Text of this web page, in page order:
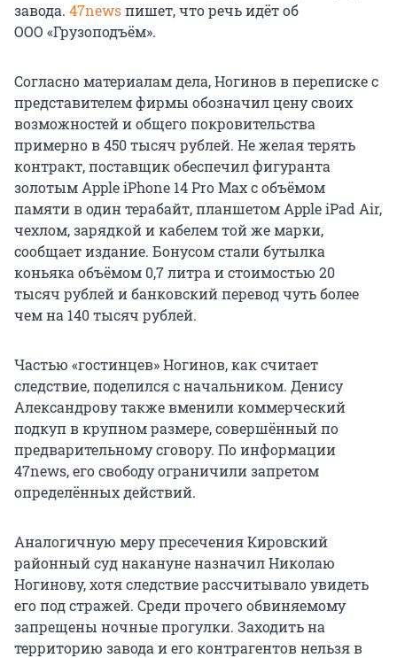
завода. 47newsпишет, что речь идёт об
ООО «Грузоподъём».
Согласно материалам дела, Ногинов в переписке с
представителем фирмы обозначил цену своих
возможностей и общего покровительства
примерно в 450 тысяч рублей. Не желая терять
контракт, поставщик обеспечил фигуранта
золотым Apple iPhone 14 Pro Max с объёмом
памяти в один терабайт, планшетом Apple iPad Air,
чехлом, зарядкой и кабелем той же марки,
сообщает издание. Бонусом стали бутылка
коньяка объёмом 0,7 литра и стоимостью 20
тысяч рублей и банковский перевод чуть более
чем на 140 тысяч рублей.
Частью «гостинцев» Ногинов, как считает
следствие, поделился с начальником. Денису
Александрову также вменили коммерческий
подкуп в крупном размере, совершённый по
предварительному сговору. По информации
47news, его свободу ограничили запретом
определённых действий.
Аналогичную меру пресечения Кировский
районный суд накануне назначил Николаю
Ногинову, хотя следствие рассчитывало увидеть
его под стражей. Среди прочего обвиняемому
запрещены ночные прогулки. Заходить на
территорию завода и его контрагентов нельзя в